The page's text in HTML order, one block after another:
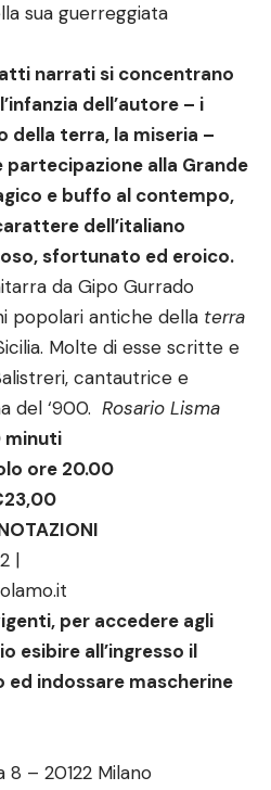
sua guerreggiata
narrati si concentrano
dell’autore – i
della terra, la miseria –
partecipazione alla Grande
e buffo al contempo,
dell’italiano
sfortunato ed eroico.
da Gipo Gurrado
popolari antiche della terra
Molte di esse scritte e
cantautrice e
del ‘900. Rosario Lisma
minuti
ore 20.00
|
per accedere agli
esibire all’ingresso il
ed indossare mascherine
8 – 20122 Milano